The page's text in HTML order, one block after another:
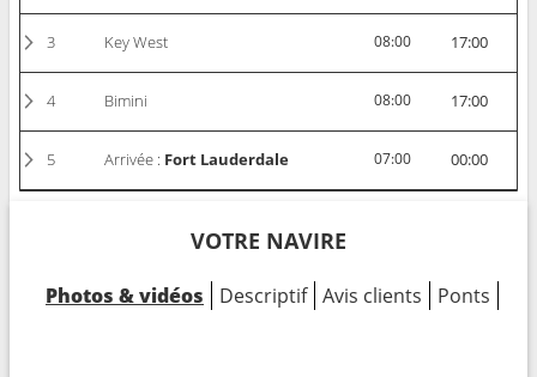
3 Key West 08:00 17:00
4 Bimini 08:00 17:00
5 Arrivée : Fort Lauderdale 07:00 00:00
VOTRE NAVIRE
Photos & vidéos Descriptif Avis clients Ponts